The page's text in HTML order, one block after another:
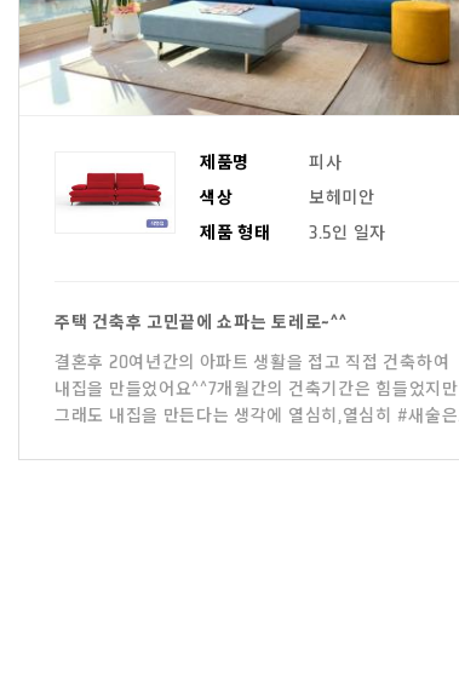
제품명
피사
색상
보헤미안
제품 형태
3.5인 일자
주택 건축후 고민끝에 쇼파는 토레로~^^
결혼후 20여년간의 아파트 생활을 접고 직접 건축하여
내집을 만들었어요^^7개월간의 건축기간은 힘들었지만
그래도 내집을 만든다는 생각에 열심히,열심히 #새술은